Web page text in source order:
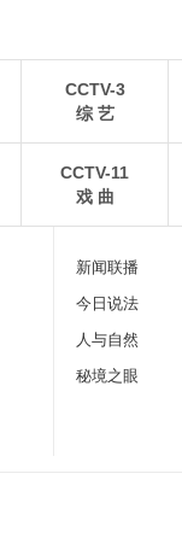
瓦屋山雄浑平顶与峨
CCTV-3
综 艺
CCTV-11
戏 曲
新闻联播
今日说法
人与自然
秘境之眼